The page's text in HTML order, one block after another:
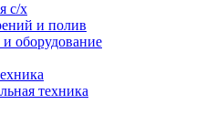
с/х
и полив
оборудование
техника